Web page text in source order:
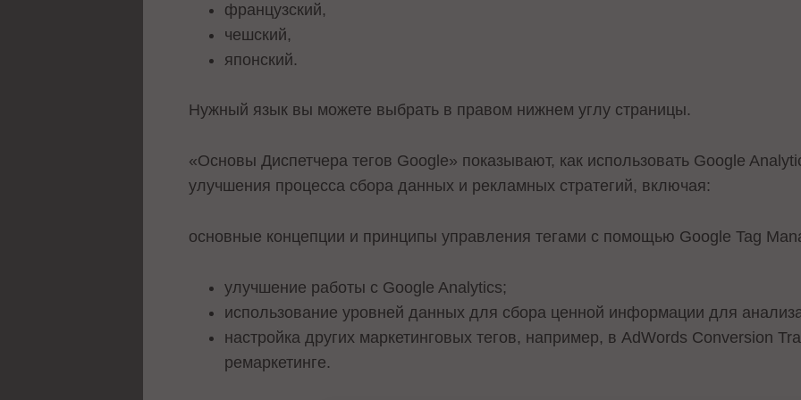
французский,
чешский,
японский.
Нужный язык вы можете выбрать в правом нижнем углу страницы.
«Основы Диспетчера тегов Google» показывают, как использовать Google
улучшения процесса сбора данных и рекламных стратегий, включая:
основные концепции и принципы управления тегами с помощью Google Tag
улучшение работы c Google Analytics;
использование уровней данных для сбора ценной информации для
настройка других маркетинговых тегов, например, в AdWords Conversion
ремаркетинге.